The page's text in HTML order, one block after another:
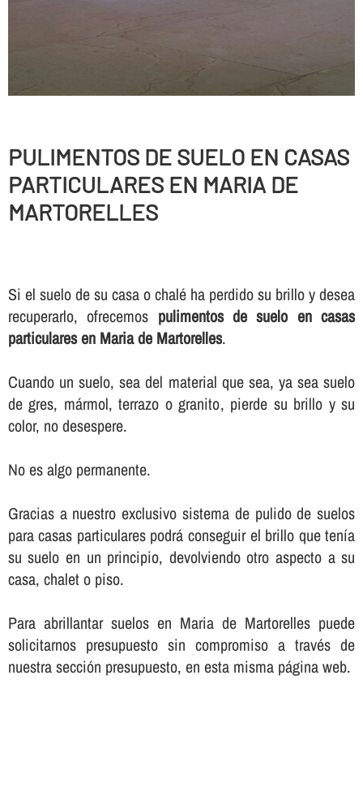
PULIMENTOS DE SUELO EN CASAS
PARTICULARES EN MARIA DE
MARTORELLES
Si el suelo de su casa o chalé ha perdido su brillo y desea
recuperarlo, ofrecemos pulimentos de suelo en casas
particulares en Maria de Martorelles.
Cuando un suelo, sea del material que sea, ya sea suelo
de gres, mármol, terrazo o granito, pierde su brillo y su
color, no desespere.
No es algo permanente.
Gracias a nuestro exclusivo sistema de pulido de suelos
para casas particulares podrá conseguir el brillo que tení­a
su suelo en un principio, devolviendo otro aspecto a su
casa, chalet o piso.
Para abrillantar suelos en Maria de Martorelles puede
solicitarnos presupuesto sin compromiso a través de
nuestra sección presupuesto, en esta misma página web.